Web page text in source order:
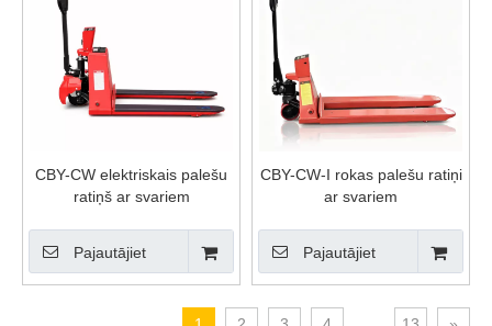
CBY-CW elektriskais palešu
ratiņš ar svariem
Pajautājiet
CBY-CW-I rokas palešu ratiņi
ar svariem
Pajautājiet